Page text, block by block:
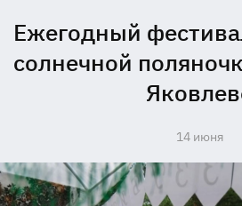
Ежегодный
солнечной
14 июня